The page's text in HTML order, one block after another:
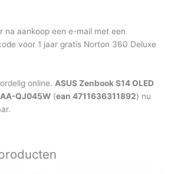
na aankoop een e-mail met een
voor 1 jaar gratis Norton 360 Deluxe
online. ASUS Zenbook S14 OLED
QJ045W (ean 4711636311892) nu